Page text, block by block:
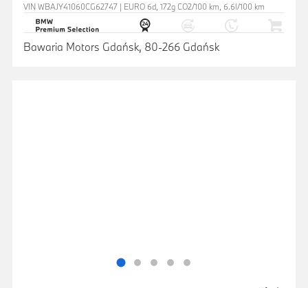
VIN WBAJY41060CG62747 | EURO 6d, 172g CO2/100 km, 6.6l/100 km
Bawaria Motors Gdańsk, 80-266 Gdańsk